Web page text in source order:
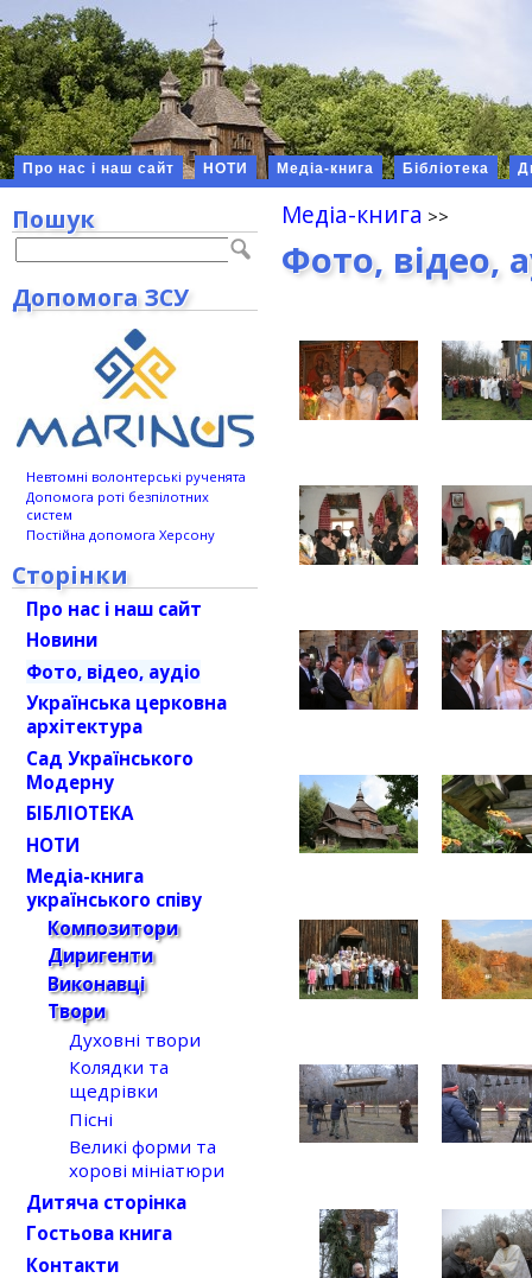
Про нас і наш сайт НОТИ Медіа-книга Бібліотека
Медіа-книга
Фото, відео,
Пошук
Допомога ЗСУ
Невтомні волонтерські рученята
Допомога роті безпілотних
систем
Постійна допомога Херсону
Сторінки
Про нас і наш сайт
Новини
Фото, відео, аудіо
Українська церковна
архітектура
Сад Українського
Модерну
БІБЛІОТЕКА
НОТИ
Медіа-книга
українського співу
Композитори
Диригенти
Виконавці
Твори
Духовні твори
Колядки та
щедрівки
Пісні
Великі форми та
хорові мініатюри
Дитяча сторінка
Гостьова книга
Контакти